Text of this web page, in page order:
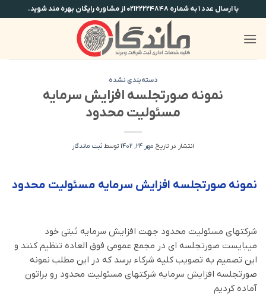
to
content
با ارسال عدد ۱ به شماره ۰۲۱۲۲۲۲۴۸۴۸ از مشاوره رایگان بهره مند شوید.
دسته‌بندی نشده
نمونه صورتجلسه افزایش سرمایه
مسئولیت محدود
انتشار در تاریخ مهر 24, 1402 توسط ثبت ماندگار
نمونه صورتجلسه افزایش سرمایه مسئولیت محدود
شرکتهای مسئولیت محدود جهت افزایش سرمایه ثبتی خود
میبایست صورتجلسه ای در مجمع عمومی فوق العاده تنظیم کنند و
این تصمیم به تصویب کلیه شرکاء برسد که در این مطلب نمونه
صورتجلسه افزایش سرمایه شرکتهای مسئولیت محدود رو براتون
آماده کردیم